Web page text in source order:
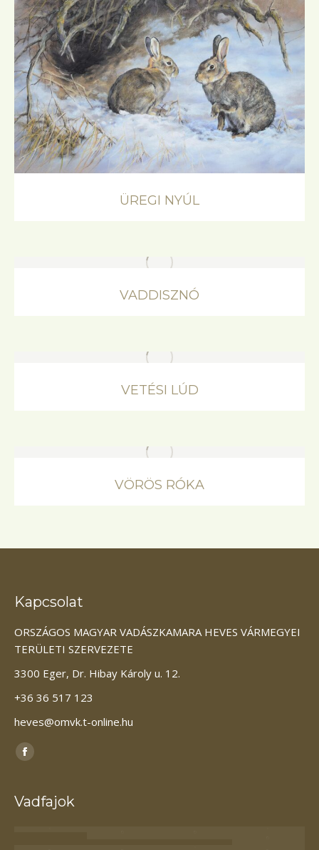
ÜREGI NYÚL
VADDISZNÓ
VETÉSI LÚD
VÖRÖS RÓKA
Kapcsolat
ORSZÁGOS MAGYAR VADÁSZKAMARA HEVES VÁRMEGYEI
TERÜLETI SZERVEZETE
3300 Eger, Dr. Hibay Károly u. 12.
+36 36 517 123
heves@omvk.t-online.hu
Itt vagyunk elérhetőek:
Facebook
opens
Vadfajok